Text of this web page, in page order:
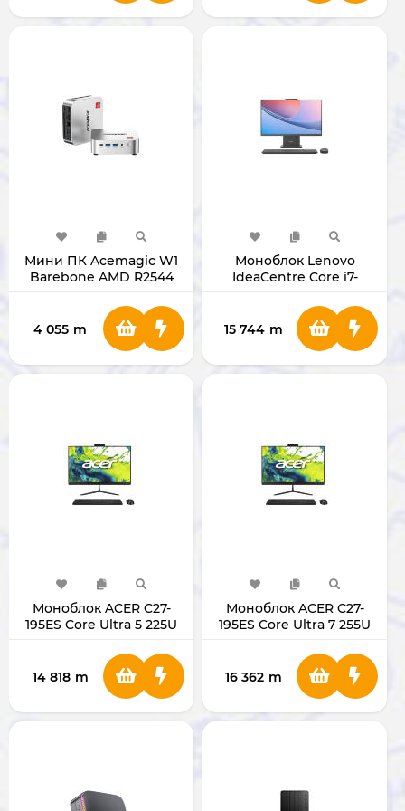
Мини ПК Acemagic W1
Barebone AMD R2544
4 055 m
Моноблок Lenovo
IdeaCentre Core i7-
8/512GB (LUNA GREY)
15 744 m
Моноблок ACER C27-
195ES Core Ultra 5 225U
512GB/27" Black
14 818 m
Моноблок ACER C27-
195ES Core Ultra 7 255U
512GB/27" Black
16 362 m